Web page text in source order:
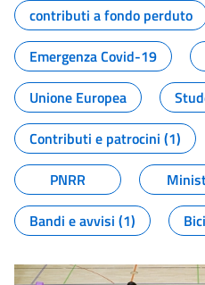
contributi a fondo perduto
Emergenza Covid-19
Unione Europea
Contributi e patrocini (1)
PNRR
Bandi e avvisi (1)